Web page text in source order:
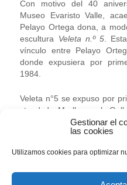
Gestionar el
las cookies
Utilizamos cookies para optimizar
Con motivo del 40
Museo Evaristo Valle,
Pelayo Ortega dona, a
escultura Veleta n.º 5.
vínculo entre Pelayo
donde expusiera por
1984.
Veleta n°5 se expuso por
stand de Marlborough
Festival de Segovia
estando la pieza
conservan en la colección